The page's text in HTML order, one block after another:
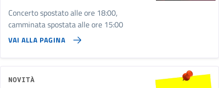
Concerto spostato alle ore 18:00,
camminata spostata alle ore 15:00
VAI ALLA PAGINA
NOVITÀ